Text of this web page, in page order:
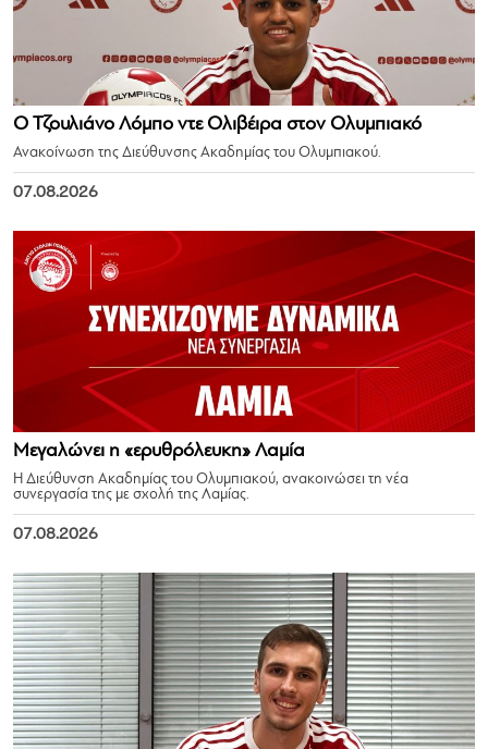
Ο Τζουλιάνο Λόμπο ντε Ολιβέιρα στον Ολυμπιακό
Ανακοίνωση της Διεύθυνσης Ακαδημίας του Ολυμπιακού.
07.08.2026
Μεγαλώνει η «ερυθρόλευκη» Λαμία
Η Διεύθυνση Ακαδημίας του Ολυμπιακού, ανακοινώσει τη νέα
συνεργασία της με σχολή της Λαμίας.
07.08.2026